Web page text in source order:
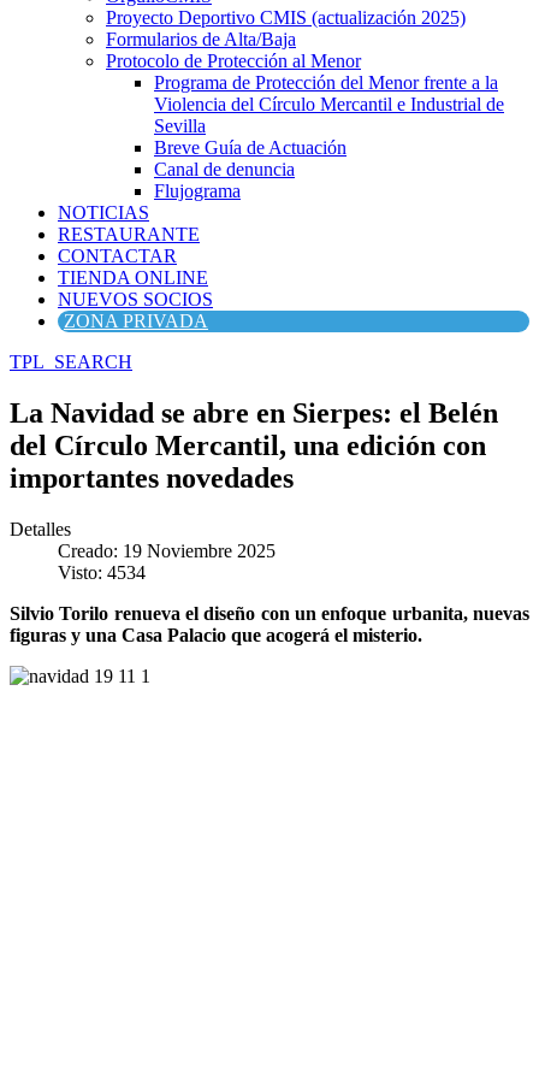
Proyecto Deportivo CMIS (actualización 2025)
Formularios de Alta/Baja
Protocolo de Protección al Menor
Programa de Protección del Menor frente a la
Violencia del Círculo Mercantil e Industrial de
Sevilla
Breve Guía de Actuación
Canal de denuncia
Flujograma
NOTICIAS
RESTAURANTE
CONTACTAR
TIENDA ONLINE
NUEVOS SOCIOS
ZONA PRIVADA
TPL_SEARCH
La Navidad se abre en Sierpes: el Belén
del Círculo Mercantil, una edición con
importantes novedades
Detalles
Creado: 19 Noviembre 2025
Visto: 4534
Silvio Torilo renueva el diseño con un enfoque urbanita, nuevas
figuras y una Casa Palacio que acogerá el misterio.